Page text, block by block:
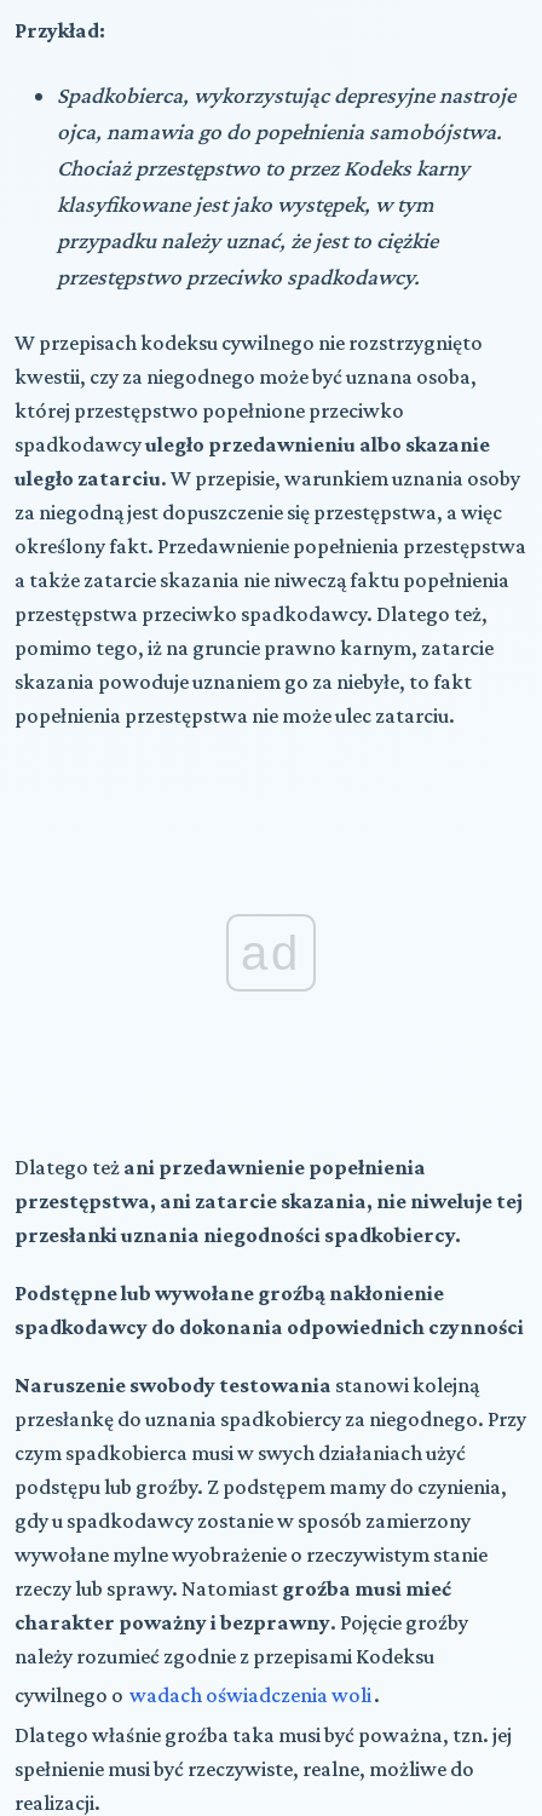
Przykład:
Spadkobierca, wykorzystując depresyjne nastroje
ojca, namawia go do popełnienia samobójstwa.
Chociaż przestępstwo to przez Kodeks karny
klasyfikowane jest jako występek, w tym
przypadku należy uznać, że jest to ciężkie
przestępstwo przeciwko spadkodawcy.
W przepisach kodeksu cywilnego nie rozstrzygnięto
kwestii, czy za niegodnego może być uznana osoba,
której przestępstwo popełnione przeciwko
spadkodawcyuległo przedawnieniu albo skazanie
uległo zatarciu. W przepisie, warunkiem uznania osoby
za niegodną jest dopuszczenie się przestępstwa, a więc
określony fakt. Przedawnienie popełnienia przestępstwa
a także zatarcie skazania nie niweczą faktu popełnienia
przestępstwa przeciwko spadkodawcy. Dlatego też,
pomimo tego, iż na gruncie prawno karnym, zatarcie
skazania powoduje uznaniem go za niebyłe, to fakt
popełnienia przestępstwa nie może ulec zatarciu.
ad
Dlatego też ani przedawnienie popełnienia
przestępstwa, ani zatarcie skazania, nie niweluje tej
przesłanki uznania niegodności spadkobiercy.
Podstępne lub wywołane groźbą nakłonienie
spadkodawcy do dokonania odpowiednich czynności
Naruszenie swobody testowania stanowi kolejną
przesłankę do uznania spadkobiercy za niegodnego. Przy
czym spadkobierca musi w swych działaniach użyć
podstępu lub groźby. Z podstępem mamy do czynienia,
gdy u spadkodawcy zostanie w sposób zamierzony
wywołane mylne wyobrażenie o rzeczywistym stanie
rzeczy lub sprawy. Natomiast groźba musi mieć
charakter poważny i bezprawny. Pojęcie groźby
należy rozumieć zgodnie z przepisami Kodeksu
cywilnego o wadach oświadczenia woli .
Dlatego właśnie groźba taka musi być poważna, tzn. jej
spełnienie musi być rzeczywiste, realne, możliwe do
realizacji.